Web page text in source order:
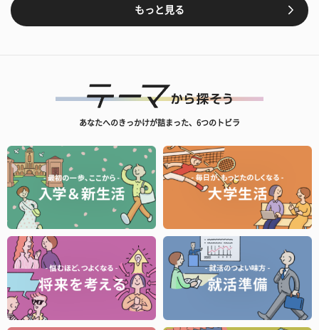
もっと見る
あなたへのきっかけが詰まった、6つのトビラ